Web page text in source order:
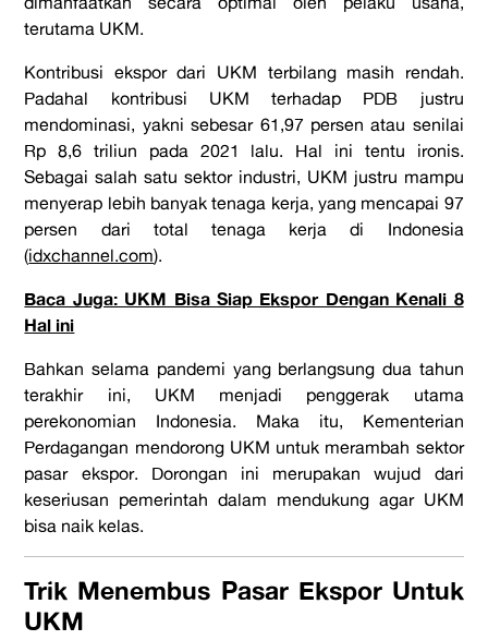
terutama UKM.
Kontribusi ekspor dari UKM terbilang masih rendah.
Padahal kontribusi UKM terhadap PDB justru
mendominasi, yakni sebesar 61,97 persen atau senilai
Rp 8,6 triliun pada 2021 lalu. Hal ini tentu ironis.
Sebagai salah satu sektor industri, UKM justru mampu
menyerap lebih banyak tenaga kerja, yang mencapai 97
persen dari total tenaga kerja di Indonesia
(idxchannel.com).
Baca Juga: UKM Bisa Siap Ekspor Dengan Kenali 8
Hal ini
Bahkan selama pandemi yang berlangsung dua tahun
terakhir ini, UKM menjadi penggerak utama
perekonomian Indonesia. Maka itu, Kementerian
Perdagangan mendorong UKM untuk merambah sektor
pasar ekspor. Dorongan ini merupakan wujud dari
keseriusan pemerintah dalam mendukung agar UKM
bisa naik kelas.
Trik Menembus Pasar Ekspor Untuk
UKM